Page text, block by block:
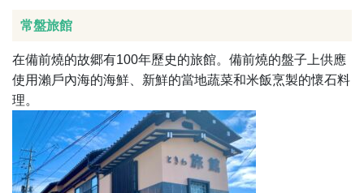
常盤旅館
在備前燒的故郷有100年歷史的旅館。備前燒的盤子上供應
使用瀨戶內海的海鮮、新鮮的當地蔬菜和米飯烹製的懷石料
理。